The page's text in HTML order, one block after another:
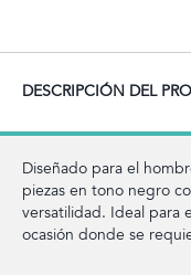
DESCRIPCIÓN DEL
Diseñado para el
piezas en tono negro
versatilidad. Ideal para
ocasión donde se